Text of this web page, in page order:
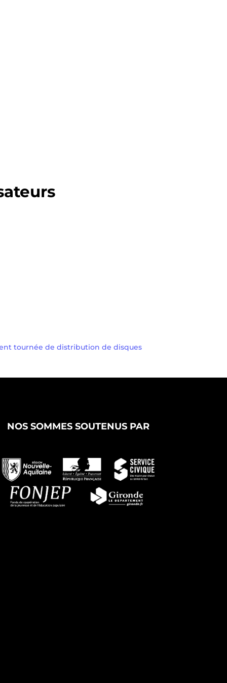
tournée de distribution de disques
NOS SOMMES SOUTENUS PAR